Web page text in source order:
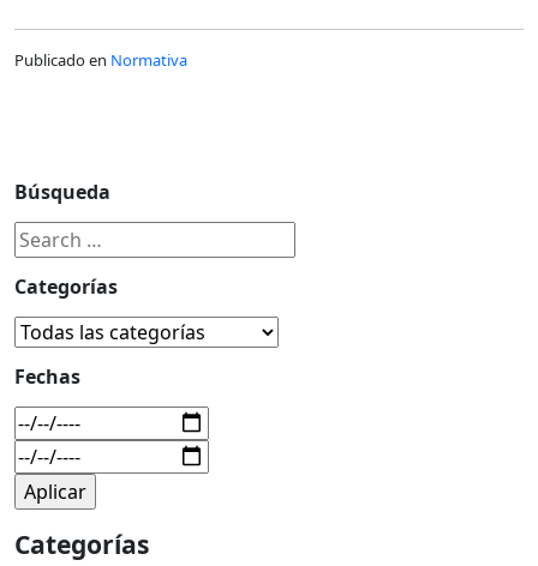
Publicado en Normativa
Búsqueda
Categorías
Fechas
Categorías